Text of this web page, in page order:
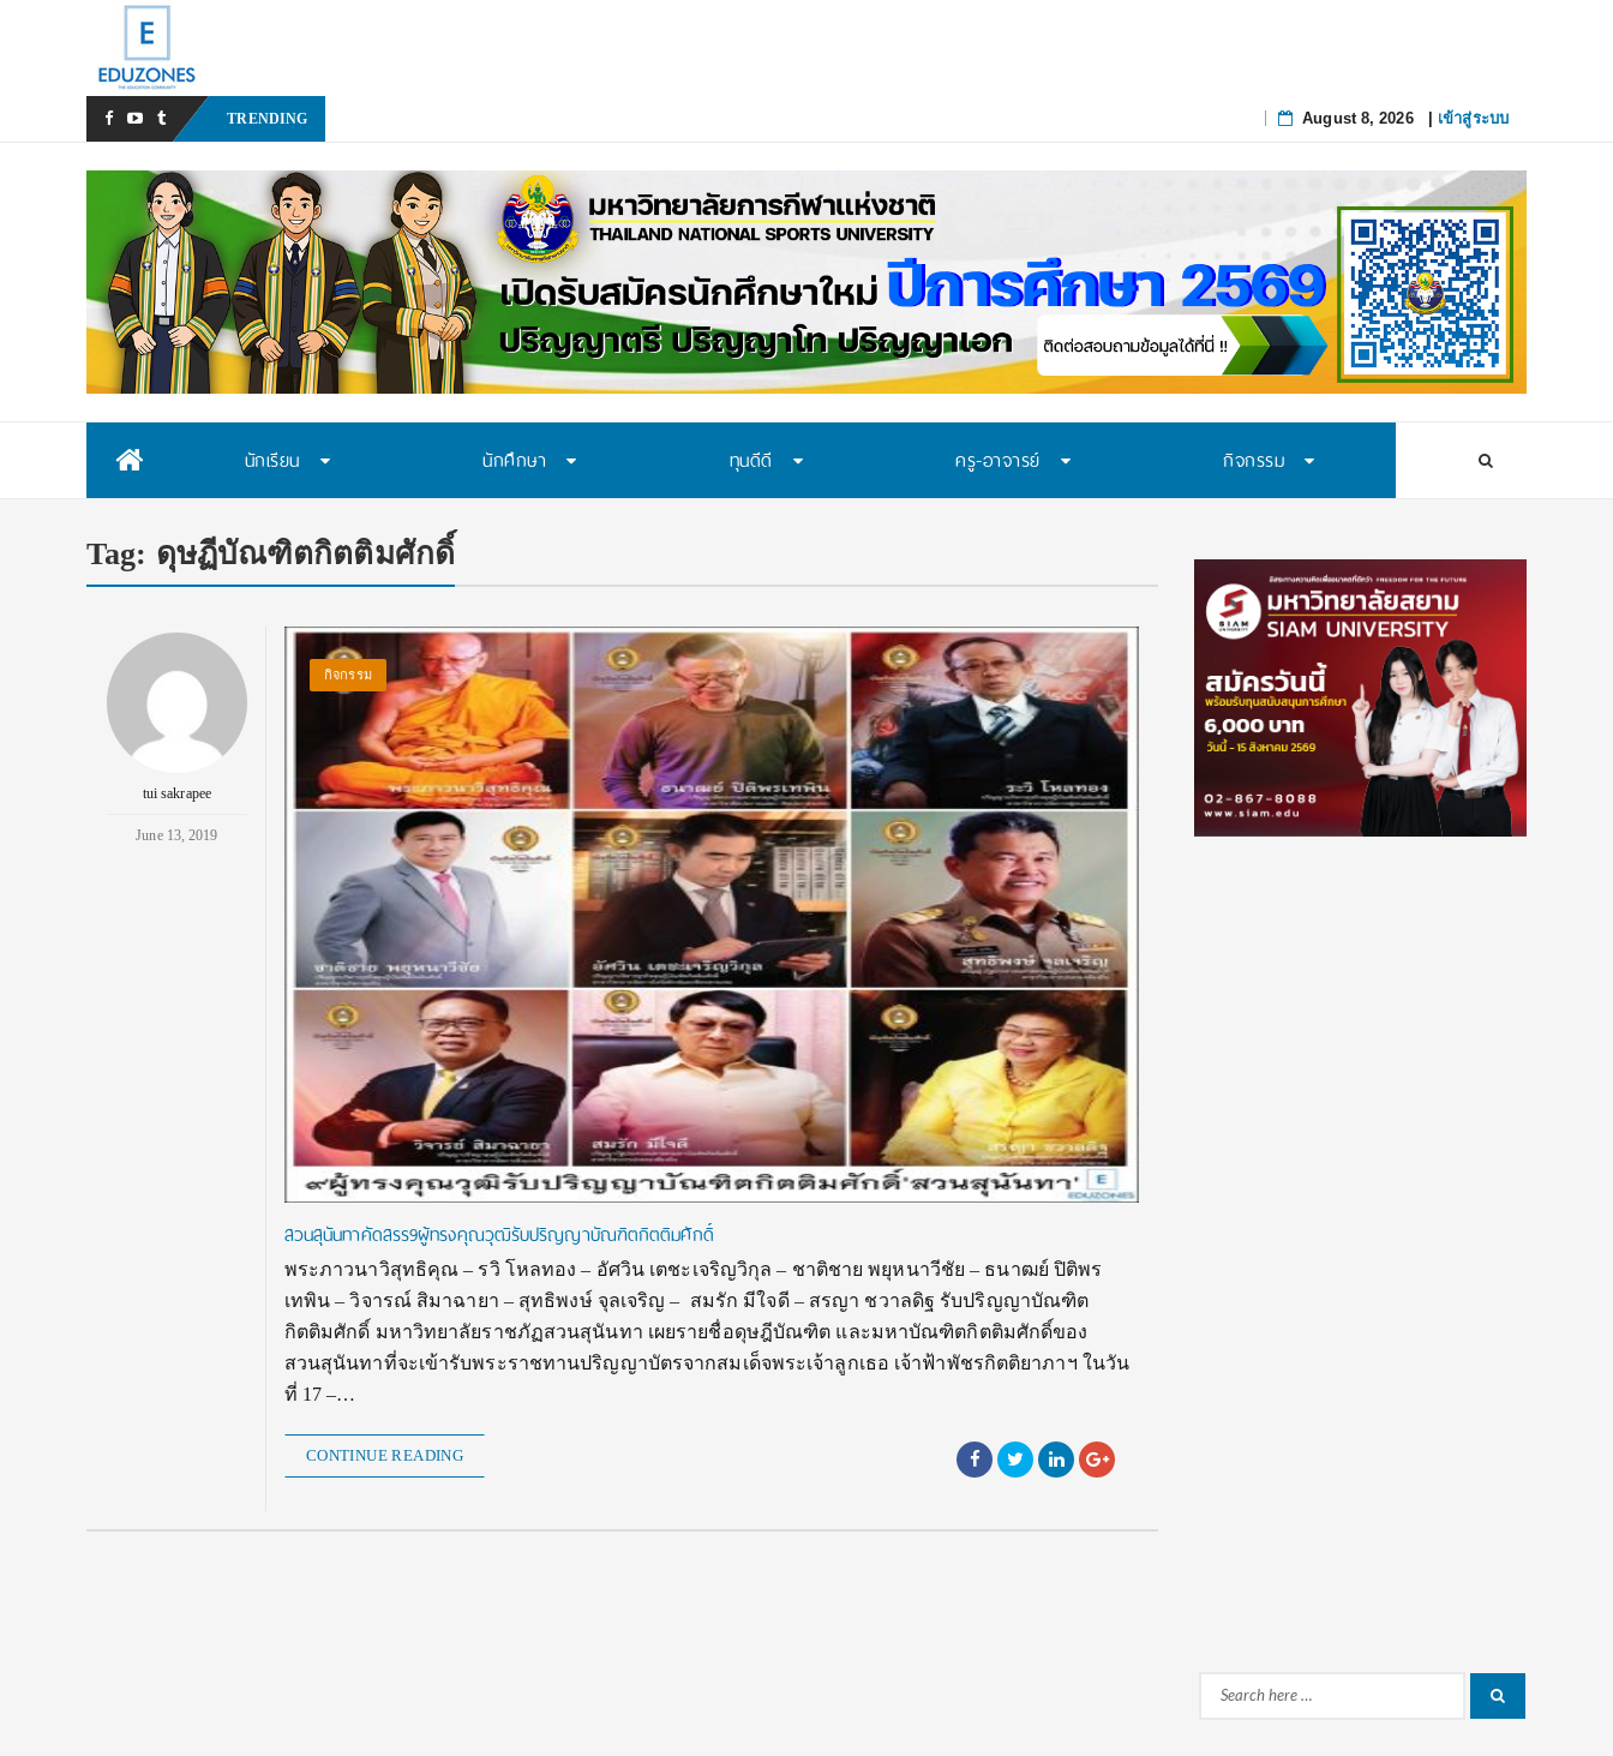
TRENDING August 8, 2026| เข้าสู่ระบบ
นักเรียน นักศึกษา ทุนดีดี ครู-อาจารย์ กิจกรรม
Tag: ดุษฏีบัณฑิตกิตติมศักดิ์
tui sakrapee
June 13, 2019
กิจกรรม
สวนสุนันทาคัดสรร9ผู้ทรงคุณวุฒิรับปริญญาบัณฑิตกิตติมศักดิ์
พระภาวนาวิสุทธิคุณ – รวิ โหลทอง – อัศวิน เตชะเจริญวิกุล – ชาติชาย พยุหนาวีชัย – ธนาฒย์ ปิติพร
เทพิน – วิจารณ์ สิมาฉายา – สุทธิพงษ์ จุลเจริญ – สมรัก มีใจดี – สรญา ชวาลดิฐ รับปริญญาบัณฑิต
กิตติมศักดิ์ มหาวิทยาลัยราชภัฏสวนสุนันทา เผยรายชื่อดุษฎีบัณฑิต และมหาบัณฑิตกิตติมศักดิ์ของ
สวนสุนันทาที่จะเข้ารับพระราชทานปริญญาบัตรจากสมเด็จพระเจ้าลูกเธอ เจ้าฟ้าพัชรกิตติยาภาฯ ในวัน
ที่ 17 –…
CONTINUE READING
Search